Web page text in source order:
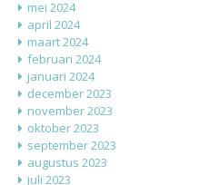
mei 2024
april 2024
maart 2024
februari 2024
januari 2024
december 2023
november 2023
oktober 2023
september 2023
augustus 2023
juli 2023